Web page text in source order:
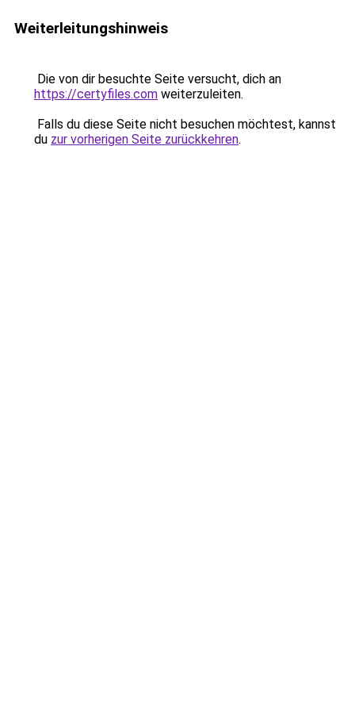
Weiterleitungshinweis
Die von dir besuchte Seite versucht, dich an
https://certyfiles.com weiterzuleiten.
Falls du diese Seite nicht besuchen möchtest, kannst
du zur vorherigen Seite zurückkehren.